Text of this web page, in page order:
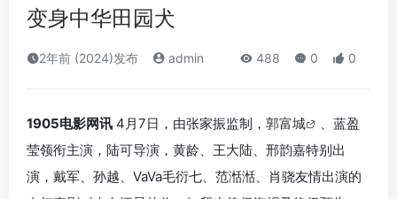
变身中华田园犬
2年前 (2024)发布 admin 488 0 0
1905电影网讯 4月7日，由张家振监制， 郭富城
、蓝盈
莹领衔主演，陆可导演，黄龄、王大陆、邢韵嘉特别出
演，戴军、孙越、VaVa毛衍七、范湉湉、肖骁友情出演的